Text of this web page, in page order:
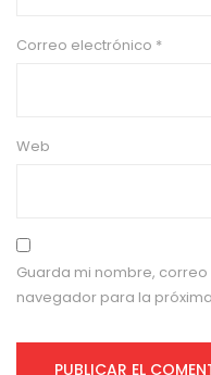
Correo electrónico *
Web
Guarda mi nombre,
navegador para la